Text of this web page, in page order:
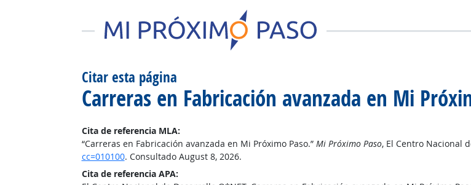
Citar esta página
Carreras en Fabricación avanzada en Mi
Cita de referencia MLA:
“Carreras en Fabricación avanzada en Mi Próximo Paso.” Mi Próximo Paso, El Centro Nacional
cc=010100. Consultado August 8, 2026.
Cita de referencia APA: